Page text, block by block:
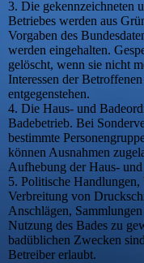
3. Die gekennzeichneten
Betriebes werden aus
Vorgaben des
werden eingehalten.
gelöscht, wenn sie nicht
Interessen der
entgegenstehen.
4. Die Haus- und
Badebetrieb. Bei
bestimmte
können Ausnahmen
Aufhebung der Haus-
5. Politische Handlungen,
Verbreitung von
Anschlägen,
Nutzung des Bades zu
badüblichen Zwecken
Betreiber erlaubt.